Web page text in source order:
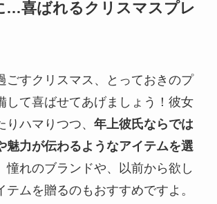
…喜ばれるクリスマスプレ
ごすクリスマス、とっておきのプ
して喜ばせてあげましょう！彼女
ハマりつつ、 年上彼氏ならでは
魅力が伝わるようなアイテムを選
憧れのブランドや、以前から欲し
テムを贈るのもおすすめですよ。